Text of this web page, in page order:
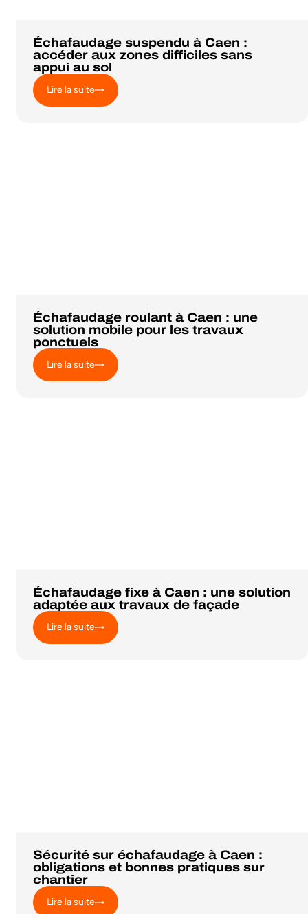
Échafaudage suspendu à Caen :
accéder aux zones difficiles sans
appui au sol
Lire la suite
Échafaudage roulant à Caen : une
solution mobile pour les travaux
ponctuels
Lire la suite
Échafaudage fixe à Caen : une solution
adaptée aux travaux de façade
Lire la suite
Sécurité sur échafaudage à Caen :
obligations et bonnes pratiques sur
chantier
Lire la suite